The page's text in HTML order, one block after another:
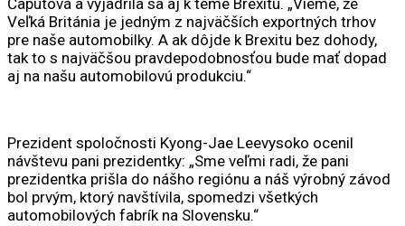
Čaputová a vyjadrila sa aj k téme Brexitu. „Vieme, že
Veľká Británia je jedným z najväčších exportných trhov
pre naše automobilky. A ak dôjde k Brexitu bez dohody,
tak to s najväčšou pravdepodobnosťou bude mať dopad
aj na našu automobilovú produkciu.“
Prezident spoločnosti Kyong-Jae Leevysoko ocenil
návštevu pani prezidentky: „Sme veľmi radi, že pani
prezidentka prišla do nášho regiónu a náš výrobný závod
bol prvým, ktorý navštívila, spomedzi všetkých
automobilových fabrík na Slovensku.“